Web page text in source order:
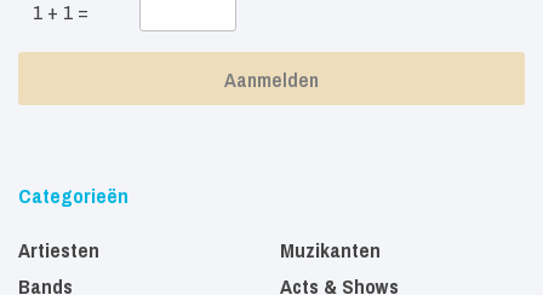
1 + 1 =
Categorieën
Artiesten
Bands
Muzikanten
Acts & Shows